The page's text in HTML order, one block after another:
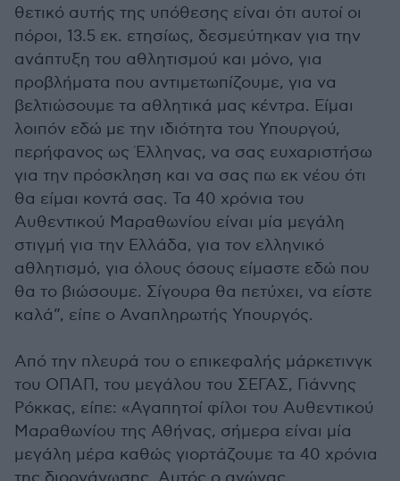
θετικό αυτής της υπόθεσης είναι ότι αυτοί οι
πόροι, 13.5 εκ. ετησίως, δεσμεύτηκαν για την
ανάπτυξη του αθλητισμού και μόνο, για
προβλήματα που αντιμετωπίζουμε, για να
βελτιώσουμε τα αθλητικά μας κέντρα. Είμαι
λοιπόν εδώ με την ιδιότητα του Υπουργού,
περήφανος ως Έλληνας, να σας ευχαριστήσω
για την πρόσκληση και να σας πω εκ νέου ότι
θα είμαι κοντά σας. Τα 40 χρόνια του
Αυθεντικού Μαραθωνίου είναι μία μεγάλη
στιγμή για την Ελλάδα, για τον ελληνικό
αθλητισμό, για όλους όσους είμαστε εδώ που
θα το βιώσουμε. Σίγουρα θα πετύχει, να είστε
καλά”, είπε ο Αναπληρωτής Υπουργός.
Από την πλευρά του ο επικεφαλής μάρκετινγκ
του ΟΠΑΠ, του μεγάλου του ΣΕΓΑΣ, Γιάννης
Ρόκκας, είπε: «Αγαπητοί φίλοι του Αυθεντικού
Μαραθωνίου της Αθήνας, σήμερα είναι μία
μεγάλη μέρα καθώς γιορτάζουμε τα 40 χρόνια